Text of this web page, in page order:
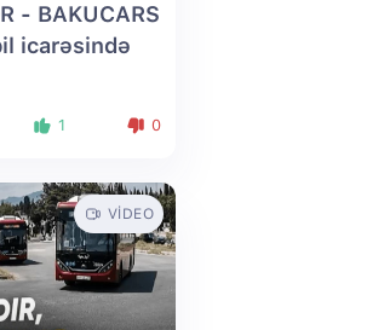
- BAKUCARS
icarəsində
1 0
VIDEO